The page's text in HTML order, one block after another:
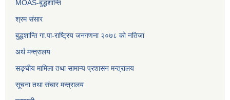
MOAS-बुद्धशान्ति
श्रम संसार
बुद्धशान्ति गा.पा-राष्ट्रिय जनगणना २०७८ को नतिजा
अर्थ मन्त्रालय
सङ्‍घीय मामिला तथा सामान्य प्रशासन मन्त्रालय
सूचना तथा संचार मन्त्रालय